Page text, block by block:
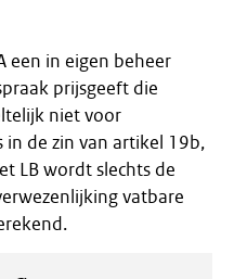
een in eigen beheer
prijsgeeft die
niet voor
in de zin van artikel 19b,
LB wordt slechts de
vatbare